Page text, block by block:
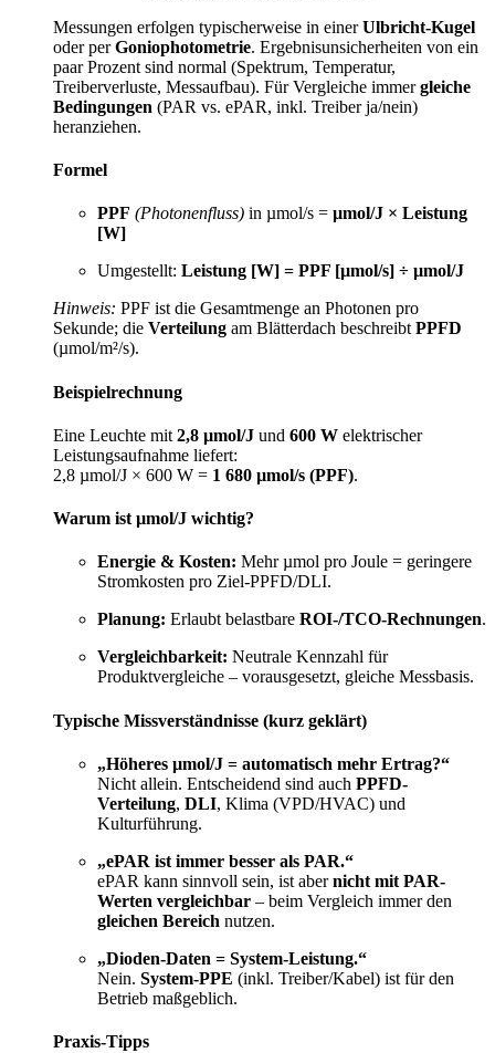
Messungen erfolgen typischerweise in einerUlbricht-Kugel
oder perGoniophotometrie. Ergebnisunsicherheiten von ein
paar Prozent sind normal (Spektrum, Temperatur,
Treiberverluste, Messaufbau). Für Vergleiche immergleiche
Bedingungen (PAR vs. ePAR, inkl. Treiber ja/nein)
heranziehen.
Formel
PPF (Photonenfluss) in µmol/s = µmol/J × Leistung
[W]
Umgestellt: Leistung [W] = PPF [µmol/s] ÷ µmol/J
Hinweis: PPF ist die Gesamtmenge an Photonen pro
Sekunde; die Verteilung am Blätterdach beschreibt PPFD
(µmol/m²/s).
Beispielrechnung
Eine Leuchte mit 2,8 µmol/J und 600 W elektrischer
Leistungsaufnahme liefert:
2,8 µmol/J × 600 W = 1 680 µmol/s (PPF).
Warum ist µmol/J wichtig?
Energie & Kosten: Mehr µmol pro Joule = geringere
Stromkosten pro Ziel-PPFD/DLI.
Planung: Erlaubt belastbare ROI-/TCO-Rechnungen.
Vergleichbarkeit: Neutrale Kennzahl für
Produktvergleiche – vorausgesetzt, gleiche Messbasis.
Typische Missverständnisse (kurz geklärt)
„Höheres µmol/J = automatisch mehr Ertrag?“
Nicht allein. Entscheidend sind auch PPFD-
Verteilung, DLI, Klima (VPD/HVAC) und
Kulturführung.
„ePAR ist immer besser als PAR.“
ePAR kann sinnvoll sein, ist abernicht mit PAR-
Werten vergleichbar – beim Vergleich immer den
gleichen Bereich nutzen.
„Dioden-Daten = System-Leistung.“
Nein. System-PPE (inkl. Treiber/Kabel) ist für den
Betrieb maßgeblich.
Praxis-Tipps